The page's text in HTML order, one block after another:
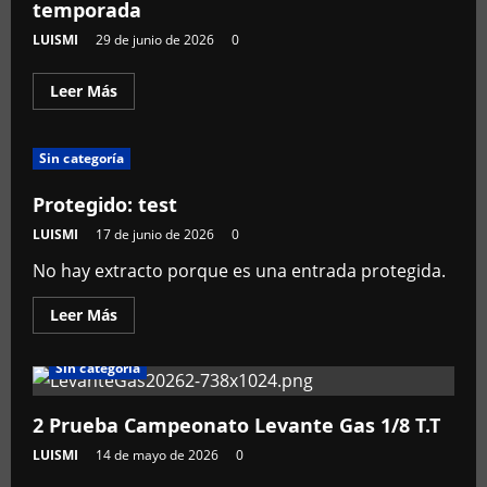
temporada
LUISMI 29 de junio de 2026 0
Leer MásLeer
más
6
ª
Ultima
prueba
provincial
Castellon
Sin categoría
Protegido: test
LUISMI 17 de junio de 2026 0
No hay extracto porque es una entrada protegida.
Leer MásLeer
más
Protegido:
test
Sin categoría
2 Prueba Campeonato Levante Gas 1/8 T.T
LUISMI 14 de mayo de 2026 0
entradas